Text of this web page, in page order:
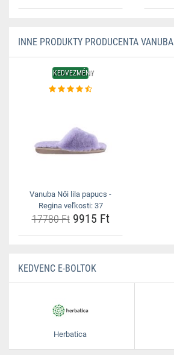
INNE PRODUKTY PRODUCENTA VANUBA
KEDVEZMÉNY
Vanuba Női lila papucs -
Regina veľkosti: 37
17780 Ft9915 Ft
KEDVENC E-BOLTOK
Herbatica